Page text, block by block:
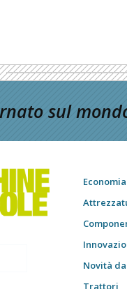
sul
Novità
Trattori